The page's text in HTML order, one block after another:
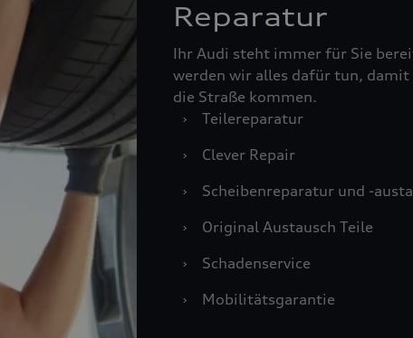
Reparatur
Ihr Audi steht immer für Sie
werden wir alles dafür tun,
die Straße kommen.
›
Teilereparatur
›
Clever Repair
›
Scheibenreparatur und -
›
Original Austausch Teile
›
Schadenservice
›
Mobilitätsgarantie